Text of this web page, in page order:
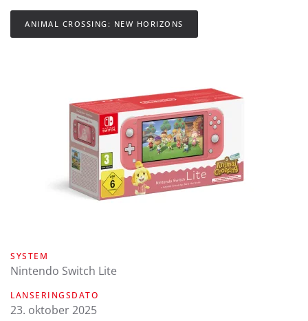
SYSTEM
Nintendo Switch Lite
LANSERINGSDATO
23. oktober 2025
ANIMAL CROSSING: NEW HORIZONS